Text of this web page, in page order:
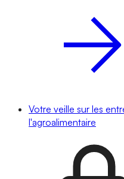
Votre veille sur les
l'agroalimentaire